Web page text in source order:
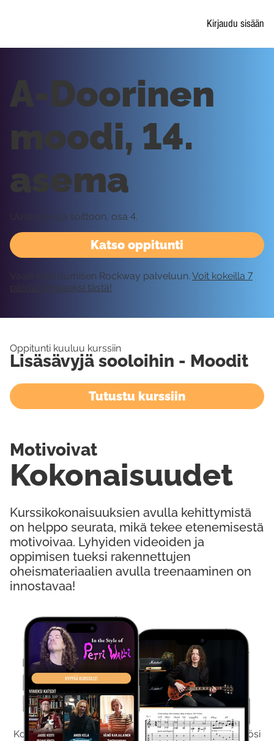
Kirjaudu sisään
Kokeile Ilmaiseksi
Kokeilemalla ilmaiseksi saat koko sisältömme käyttöösi
Katso oppitunti
A-Doorinen
moodi, 14.
asema
Uusia sävyjä soittoon, osa 4.
Vaatii kirjautumisen Rockway palveluun. Voit kokeilla 7
päivää ilmaiseksi tästä!
Oppitunti kuuluu kurssiin
Lisäsävyjä sooloihin - Moodit
Tutustu kurssiin
Kurssikokonaisuuksien avulla kehittymistä
on helppo seurata, mikä tekee etenemisestä
motivoivaa. Lyhyiden videoiden ja
oppimisen tueksi rakennettujen
oheismateriaalien avulla treenaaminen on
innostavaa!
Kokonaisuudet
Motivoivat